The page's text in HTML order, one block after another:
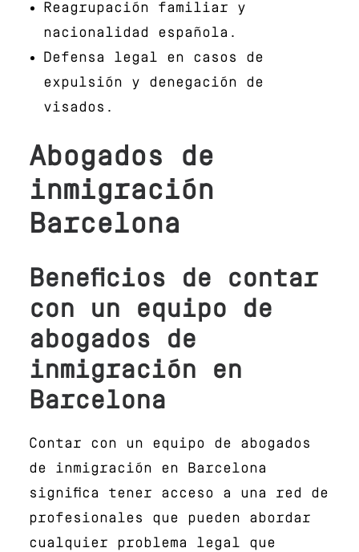
Reagrupación familiar y
nacionalidad española.
Defensa legal en casos de
expulsión y denegación de
visados.
Abogados de
inmigración
Barcelona
Beneficios de contar
con un equipo de
abogados de
inmigración en
Barcelona
Contar con un equipo de abogados
de inmigración en Barcelona
significa tener acceso a una red de
profesionales que pueden abordar
cualquier problema legal que